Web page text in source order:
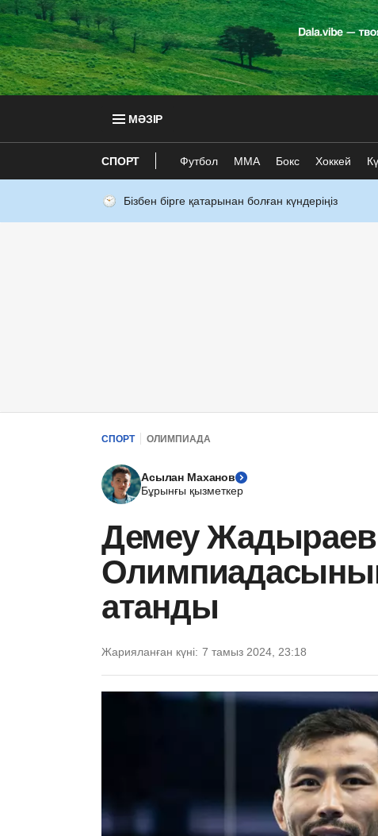
МӘЗІР
СПОРТ Футбол ММА Бокс Хоккей
Бізбен бірге қатарынан болған күндеріңіз
СПОРТ ОЛИМПИАДА
Асылан Маханов
Бұрынғы қызметкер
Демеу
атанды
Жарияланған күні: 7 тамыз 2024, 23:18